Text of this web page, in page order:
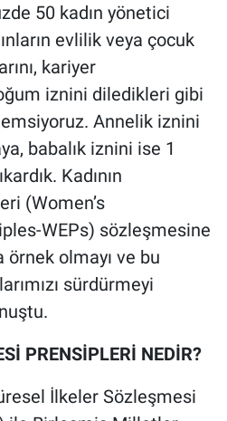
50 kadın yönetici
evlilik veya çocuk
kariyer
iznini diledikleri gibi
Annelik iznini
babalık iznini ise 1
Kadının
(Women’s
WEPs) sözleşmesine
olmayı ve bu
sürdürmeyi
PRENSİPLERİ NEDİR?
İlkeler Sözleşmesi